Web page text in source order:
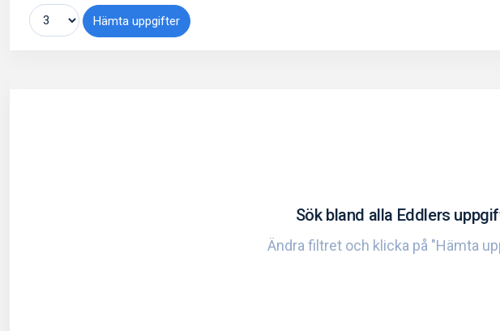
Hämta uppgifter
Sök bland alla Eddlers
Ändra filtret och klicka på "Hämta